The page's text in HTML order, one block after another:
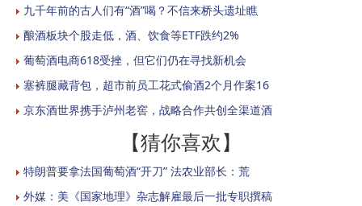
九千年前的古人们有“酒”喝？不信来桥头遗址瞧
酿酒板块个股走低，酒、饮食等ETF跌约2%
葡萄酒电商618受挫，但它们仍在寻找新机会
塞裤腿藏背包，超市前员工花式偷酒2个月作案16
京东酒世界携手泸州老窖，战略合作共创全渠道酒
【猜你喜欢】
特朗普要拿法国葡萄酒“开刀” 法农业部长：荒
外媒：美《国家地理》杂志解雇最后一批专职撰稿